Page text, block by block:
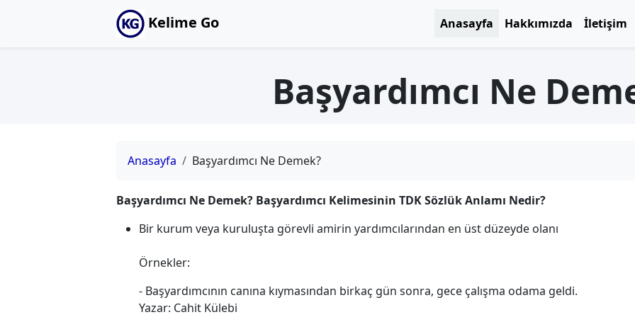
Kelime Go Anasayfa Hakkımızda İletişim
Başyardımcı Ne
Anasayfa Başyardımcı Ne Demek?
Başyardımcı Ne Demek? Başyardımcı Kelimesinin TDK Sözlük Anlamı Nedir?
Bir kurum veya kuruluşta görevli amirin yardımcılarından en üst düzeyde olanı
Örnekler:
- Başyardımcının canına kıymasından birkaç gün sonra, gece çalışma odama geldi.
Yazar: Cahit Külebi